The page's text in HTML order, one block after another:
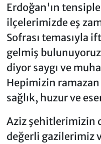
Erdoğan'ın
ilçelerimizde eş
Sofrası temasıyla
gelmiş
diyor saygı ve
Hepimizin
sağlık, huzur ve
Aziz şehitlerimizin
değerli gazilerimiz